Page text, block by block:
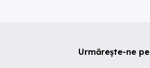
Urmărește-ne pe